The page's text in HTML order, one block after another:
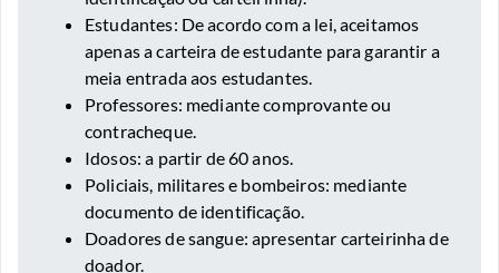
Estudantes: De acordo com a lei, aceitamos
apenas a carteira de estudante para garantir a
meia entrada aos estudantes.
Professores: mediante comprovante ou
contracheque.
Idosos: a partir de 60 anos.
Policiais, militares e bombeiros: mediante
documento de identificação.
Doadores de sangue: apresentar carteirinha de
doador.